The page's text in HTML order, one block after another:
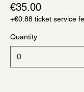
€35.00
+€0.88 ticket service
Quantity